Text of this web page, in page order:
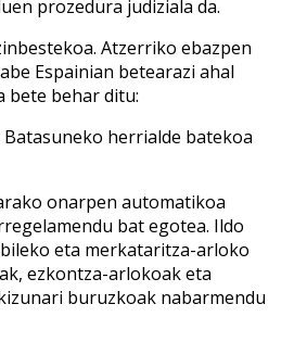
prozedura judiziala da.
Atzerriko ebazpen
Espainian betearazi ahal
bete behar ditu:
herrialde batekoa
onarpen automatikoa
bat egotea. Ildo
eta merkataritza-arloko
ezkontza-arlokoak eta
buruzkoak nabarmendu